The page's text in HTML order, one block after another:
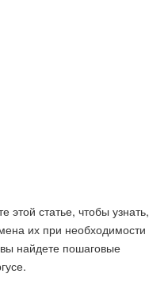
статье, чтобы узнать,
их при необходимости
найдете пошаговые